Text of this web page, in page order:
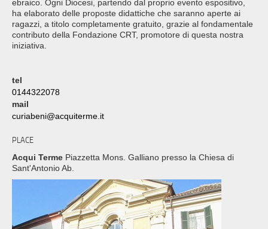
ebraico. Ogni Diocesi, partendo dal proprio evento espositivo,
ha elaborato delle proposte didattiche che saranno aperte ai
ragazzi, a titolo completamente gratuito, grazie al fondamentale
contributo della Fondazione CRT, promotore di questa nostra
iniziativa.
tel
0144322078
mail
curiabeni@acquiterme.it
PLACE
Acqui Terme Piazzetta Mons. Galliano presso la Chiesa di
Sant'Antonio Ab.